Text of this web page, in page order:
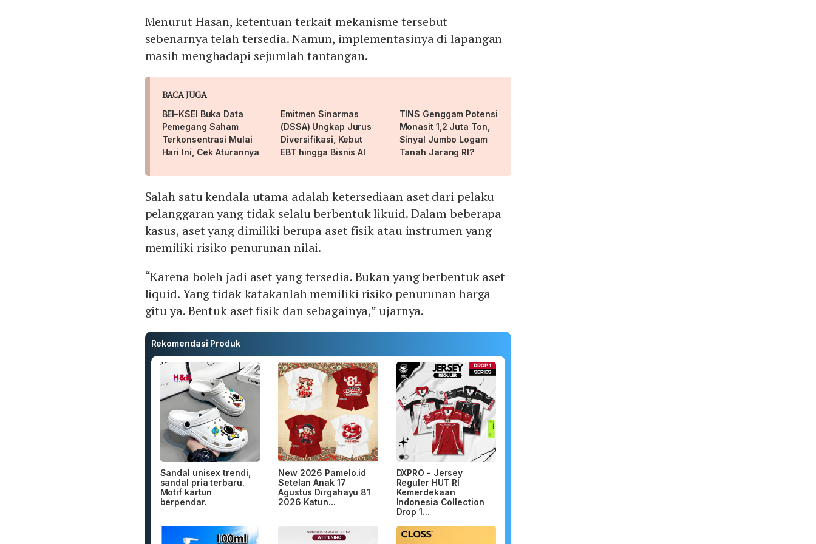
Menurut Hasan, ketentuan terkait mekanisme tersebut
sebenarnya telah tersedia. Namun, implementasinya di lapangan
masih menghadapi sejumlah tantangan.
BACA JUGA
BEI–KSEI Buka Data
Pemegang Saham
Terkonsentrasi Mulai
Hari Ini, Cek Aturannya
Emitmen Sinarmas
(DSSA) Ungkap Jurus
Diversifikasi, Kebut
EBT hingga Bisnis AI
TINS Genggam Potensi
Monasit 1,2 Juta Ton,
Sinyal Jumbo Logam
Tanah Jarang RI?
Salah satu kendala utama adalah ketersediaan aset dari pelaku
pelanggaran yang tidak selalu berbentuk likuid. Dalam beberapa
kasus, aset yang dimiliki berupa aset fisik atau instrumen yang
memiliki risiko penurunan nilai.
“Karena boleh jadi aset yang tersedia. Bukan yang berbentuk aset
liquid. Yang tidak katakanlah memiliki risiko penurunan harga
gitu ya. Bentuk aset fisik dan sebagainya,” ujarnya.
Rekomendasi Produk
Sandal unisex trendi,
sandal pria terbaru.
Motif kartun
berpendar.
New 2026 Pamelo.id
Setelan Anak 17
Agustus Dirgahayu 81
2026 Katun...
DXPRO - Jersey
Reguler HUT RI
Kemerdekaan
Indonesia Collection
Drop 1...